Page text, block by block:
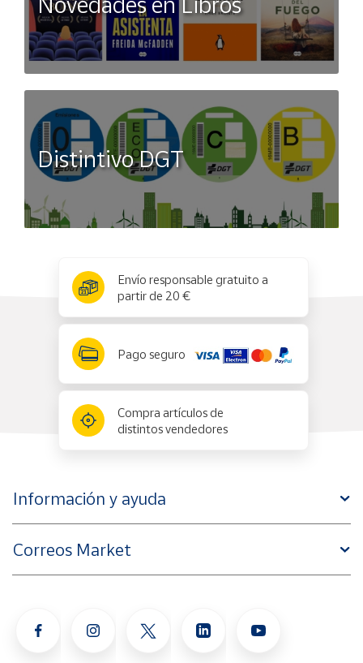
Distintivo DGT
Envío responsable gratuito a
partir de 20 €
Pago seguro
Compra artículos de
distintos vendedores
Información y ayuda
Correos Market